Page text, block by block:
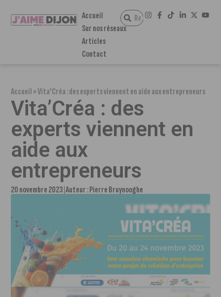
Accueil
Sur nos réseaux
Articles
Contact
Accueil»Vita’Créa : des experts viennent en aide aux entrepreneurs
Vita’Créa : des
experts viennent en
aide aux
entrepreneurs
20 novembre 2023 Auteur :Pierre Bruynooghe